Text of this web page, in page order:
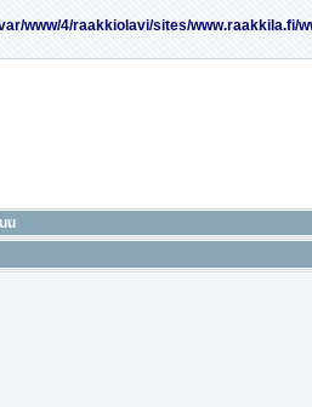
www/4/raakkiolavi/sites/www.raakkila.fi/